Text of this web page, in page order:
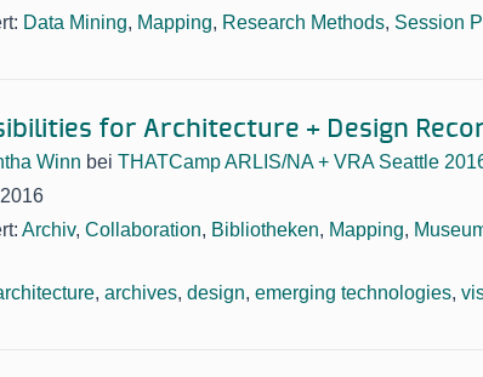
Data Mining, Mapping, Research Methods, Session
for Architecture + Design
Winn bei THATCamp ARLIS/NA + VRA Seattle
Archiv, Collaboration, Bibliotheken, Mapping,
, archives, design, emerging technologies,